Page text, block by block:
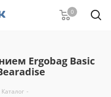
0
Ergobag Basic
Каталог -